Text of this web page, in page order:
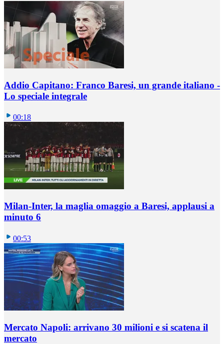
Addio Capitano: Franco Baresi, un grande italiano -
Lo speciale integrale
00:18
Milan-Inter, la maglia omaggio a Baresi, applausi a
minuto 6
00:53
Mercato Napoli: arrivano 30 milioni e si scatena il
mercato